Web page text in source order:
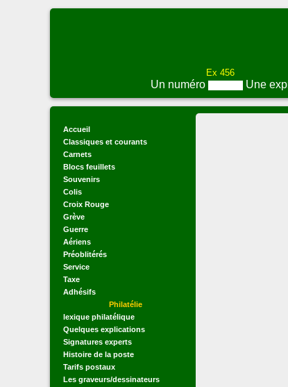
Ex 456
Un numéro Une
Accueil
Classiques et courants
Carnets
Blocs feuillets
Souvenirs
Colis
Croix Rouge
Grève
Guerre
Aériens
Préoblitérés
Service
Taxe
Adhésifs
Philatélie
lexique philatélique
Quelques explications
Signatures experts
Histoire de la poste
Tarifs postaux
Les graveurs/dessinateurs